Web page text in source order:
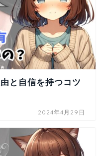
と自信を持つコツ
2024年4月29日